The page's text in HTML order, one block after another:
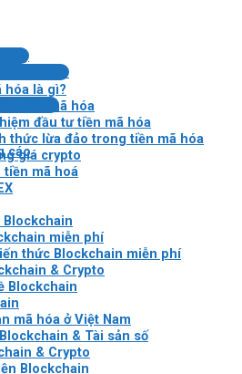
crypto
mã hóa
cáo
hóa là gì?
tiền mã hóa
đầu tư tiền mã hóa
thức lừa đảo trong tiền mã hóa
giá crypto
tiền mã hoá
Blockchain
miễn phí
thức Blockchain miễn phí
& Crypto
Blockchain
mã hóa ở Việt Nam
& Tài sản số
& Crypto
Blockchain